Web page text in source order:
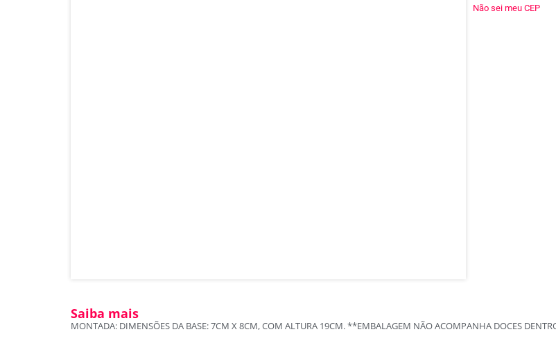
Não sei meu CEP
Saiba mais
MONTADA: DIMENSÕES DA BASE: 7CM X 8CM, COM ALTURA 19CM. **EMBALAGEM NÃO ACOMPANHA DOCES